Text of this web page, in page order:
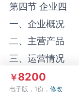
第四节 企业四
一、企业概况
二、主营产品
三、运营情况
1、主要经济指标
2、企业盈利能力
￥8200
电子版，1份，修改